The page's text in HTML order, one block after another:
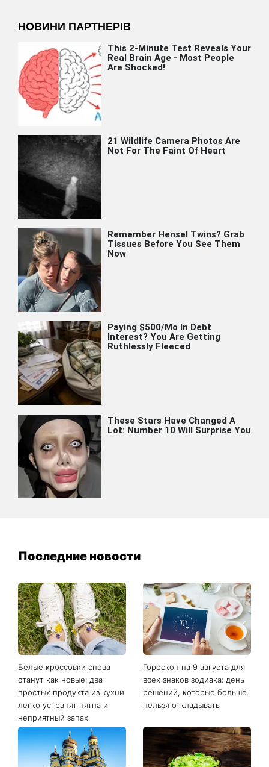
Последние новости
Белые кроссовки снова
станут как новые: два
простых продукта из кухни
легко устранят пятна и
неприятный запах
Гороскоп на 9 августа для
всех знаков зодиака: день
решений, которые больше
нельзя откладывать